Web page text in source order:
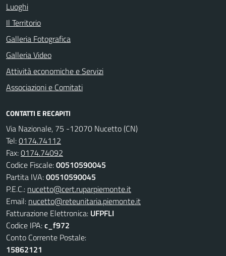
Luoghi
Il Territorio
Galleria Fotografica
Galleria Video
Attività economiche e Servizi
Associazioni e Comitati
CONTATTI E RECAPITI
Via Nazionale, 75 -12070 Nucetto (CN)
Tel:0174.74112
Fax:0174.74092
Codice Fiscale:00510590045
Partita IVA:00510590045
P.E.C.: nucetto@cert.ruparpiemonte.it
Email: nucetto@reteunitaria.piemonte.it
Fatturazione Elettronica: UFPFLI
Codice IPA:c_f972
Conto Corrente Postale:
15862121